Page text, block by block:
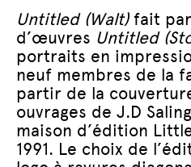
Untitled (Walt) fait
d’œuvres Untitled
portraits en
neuf membres de la
partir de la
ouvrages de J.D
maison d’édition
1991. Le choix de